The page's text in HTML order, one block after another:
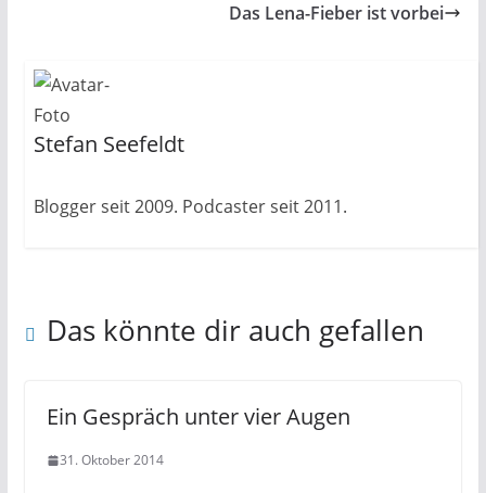
Das Lena-Fieber ist vorbei
Stefan Seefeldt
Blogger seit 2009. Podcaster seit 2011.
Das könnte dir auch gefallen
Ein Gespräch unter vier Augen
31. Oktober 2014